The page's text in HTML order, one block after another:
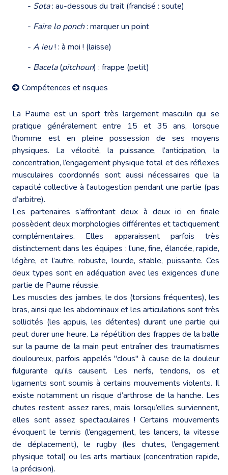
- Sota: au-dessous du trait (francisé : soute)
- Faire lo ponch: marquer un point
- A ieu! : à moi ! (laisse)
- Bacela(pitchoun) : frappe (petit)
Compétences et risques
La Paume est un sport très largement masculin qui se
pratique généralement entre 15 et 35 ans, lorsque
l’homme est en pleine possession de ses moyens
physiques. La vélocité, la puissance, l’anticipation, la
concentration, l’engagement physique total et des réflexes
musculaires coordonnés sont aussi nécessaires que la
capacité collective à l’autogestion pendant une partie (pas
d’arbitre).
Les partenaires s’affrontant deux à deux ici en finale
possèdent deux morphologies différentes et tactiquement
complémentaires. Elles apparaissent parfois très
distinctement dans les équipes : l’une, fine, élancée, rapide,
légère, et l’autre, robuste, lourde, stable, puissante. Ces
deux types sont en adéquation avec les exigences d’une
partie de Paume réussie.
Les muscles des jambes, le dos (torsions fréquentes), les
bras, ainsi que les abdominaux et les articulations sont très
sollicités (les appuis, les détentes) durant une partie qui
peut durer une heure. La répétition des frappes de la balle
sur la paume de la main peut entraîner des traumatismes
douloureux, parfois appelés "clous" à cause de la douleur
fulgurante qu’ils causent. Les nerfs, tendons, os et
ligaments sont soumis à certains mouvements violents. Il
existe notamment un risque d’arthrose de la hanche. Les
chutes restent assez rares, mais lorsqu’elles surviennent,
elles sont assez spectaculaires ! Certains mouvements
évoquent le tennis (l’engagement, les lancers, la vitesse
de déplacement), le rugby (les chutes, l’engagement
physique total) ou les arts martiaux (concentration rapide,
la précision).